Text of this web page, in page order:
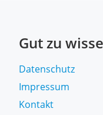
Gut zu
Datenschutz
Impressum
Kontakt